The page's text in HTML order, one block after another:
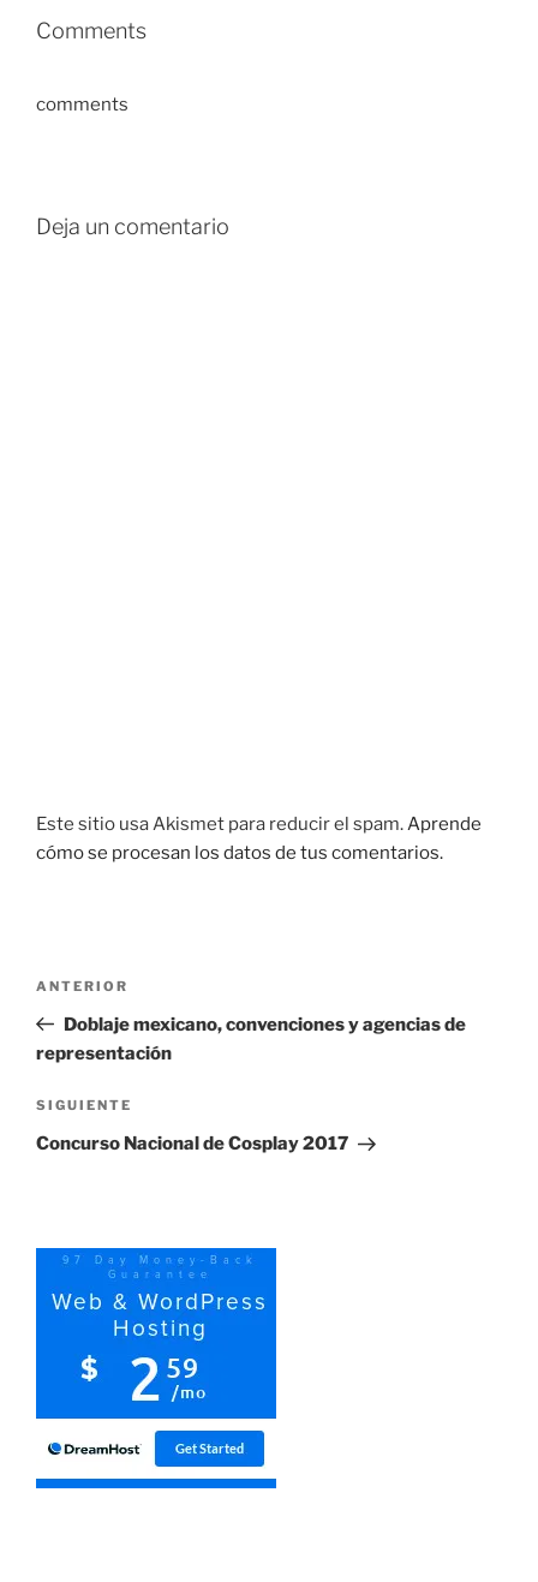
Comments
comments
Deja un comentario
Este sitio usa Akismet para reducir el spam.Aprende
cómo se procesan los datos de tus comentarios.
entradas
Entrada
anterior:
ANTERIOR
Doblaje mexicano, convenciones y agencias de
representación
Siguiente
entrada
SIGUIENTE
Concurso Nacional de Cosplay 2017